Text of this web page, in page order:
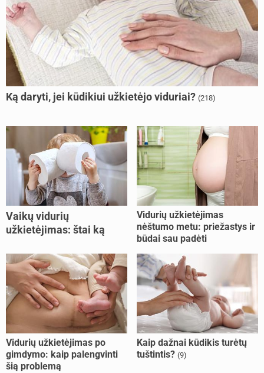
Ką daryti, jei kūdikiui užkietėjo viduriai? (218)
Vaikų vidurių
užkietėjimas: štai ką
Vidurių užkietėjimas
nėštumo metu: priežastys ir
būdai sau padėti
Vidurių užkietėjimas po
gimdymo: kaip palengvinti
šią problemą
Kaip dažnai kūdikis turėtų
tuštintis? (9)